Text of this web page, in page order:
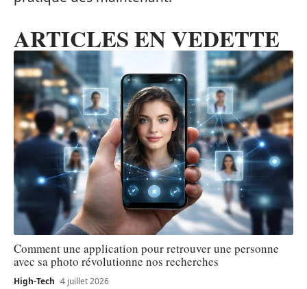
ARTICLES EN VEDETTE
Comment une application pour retrouver une personne
avec sa photo révolutionne nos recherches
High-Tech 4 juillet 2026